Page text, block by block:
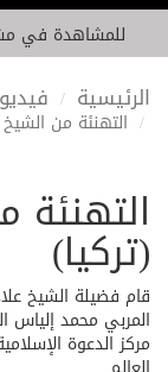
للمشاهدة في
الرئيسية
التهنئة من
التهنئة
(تركيا)
قام فضيلة الشيخ
مركز الدعوة